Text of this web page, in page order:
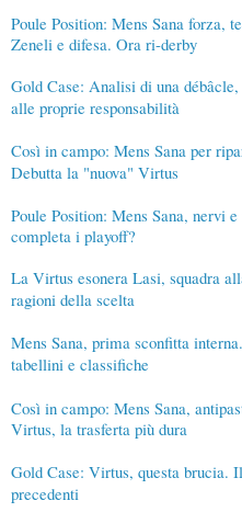
Poule Position: Mens Sana forza,
Zeneli e difesa. Ora ri-derby
Gold Case: Analisi di una
alle proprie responsabilità
Così in campo: Mens Sana per
Debutta la "nuova" Virtus
Poule Position: Mens Sana, nervi
completa i playoff?
La Virtus esonera Lasi, squadra
ragioni della scelta
Mens Sana, prima sconfitta
tabellini e classifiche
Così in campo: Mens Sana,
Virtus, la trasferta più dura
Gold Case: Virtus, questa brucia.
precedenti